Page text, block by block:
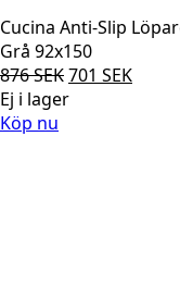
Cucina Anti-Slip
Grå 92x150
876SEKDet
ursprungliga
701 SEKDet
Ej i lager
Köp nu